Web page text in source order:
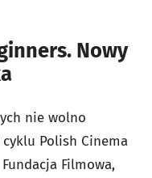
Nowy
nie wolno
Polish Cinema
Filmowa,